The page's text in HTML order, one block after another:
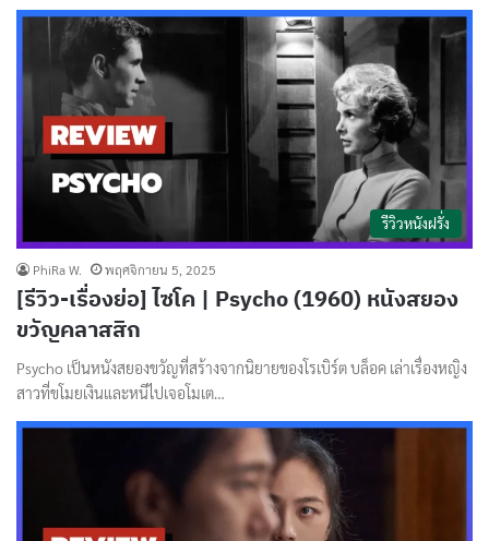
รีวิวหนังฝรั่ง
PhiRa W. พฤศจิกายน 5, 2025
[รีวิว-เรื่องย่อ] ไซโค | Psycho (1960) หนังสยอง
ขวัญคลาสสิก
Psycho เป็นหนังสยองขวัญที่สร้างจากนิยายของโรเบิร์ต บล็อค เล่าเรื่องหญิง
สาวที่ขโมยเงินและหนีไปเจอโมเต…